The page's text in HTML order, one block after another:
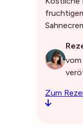
vom
Zum